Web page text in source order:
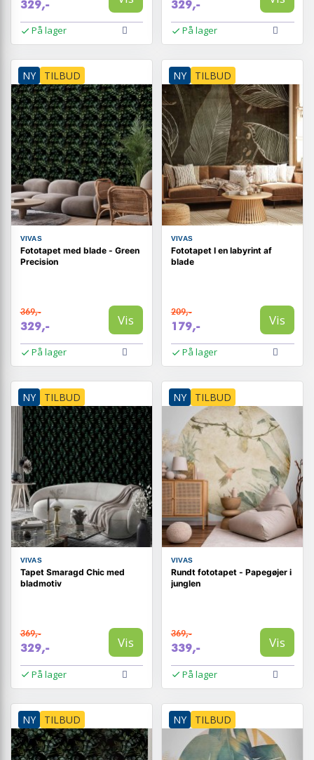
329,-
På lager
329,-
På lager
NY TILBUD
VIVAS
Fototapet med blade - Green
Precision
369,-
329,- Vis
På lager
NY TILBUD
VIVAS
Fototapet I en labyrint af
blade
209,-
179,- Vis
På lager
NY TILBUD
VIVAS
Tapet Smaragd Chic med
bladmotiv
369,-
329,- Vis
På lager
NY TILBUD
VIVAS
Rundt fototapet - Papegøjer i
junglen
369,-
339,- Vis
På lager
NY TILBUD NY TILBUD